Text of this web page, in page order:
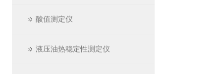
酸值测定仪
液压油热稳定性测定仪